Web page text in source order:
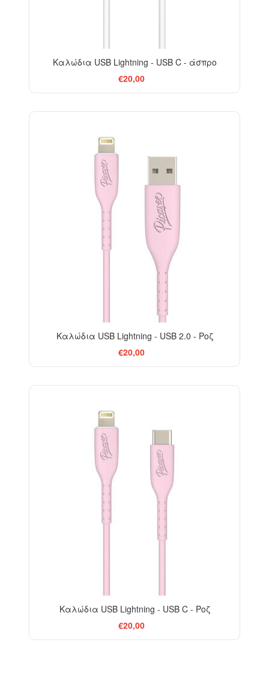
Καλώδια USB Lightning - USB C - άσπρο
€20,00
Καλώδια USB Lightning - USB 2.0 - Ροζ
€20,00
Καλώδια USB Lightning - USB C - Ροζ
€20,00